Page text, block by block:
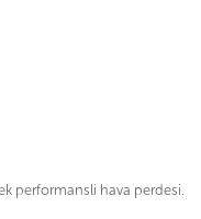
performansli hava perdesi.